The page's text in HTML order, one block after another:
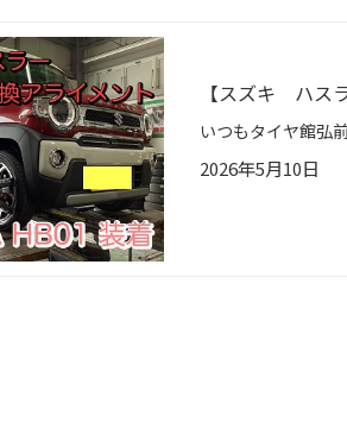
【スズキ ハス
2026年5月10日